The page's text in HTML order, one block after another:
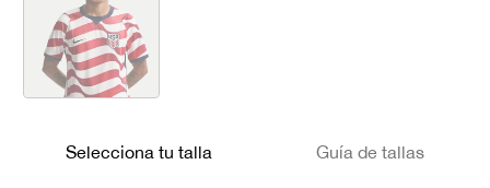
Selecciona tu talla Guía de tallas